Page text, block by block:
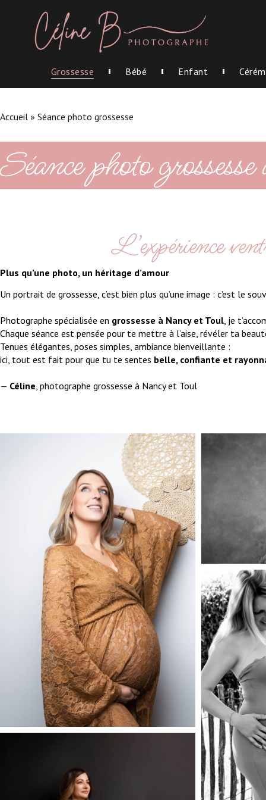
Grossesse Bébé Enfant
Accueil » Séance photo grossesse
Séance photo
L’expérience
Plus qu’une photo, un héritage d’amour
Un portrait de grossesse, c’est bien plus qu’une image : c’est le
Photographe spécialisée en grossesse à Nancy et Toul, je
Chaque séance est pensée pour te mettre à l’aise, révéler ta
Tenues élégantes, poses simples, ambiance bienveillante :
ici, tout est fait pour que tu te sentes belle, confiante et
— Céline, photographe grossesse à Nancy et Toul